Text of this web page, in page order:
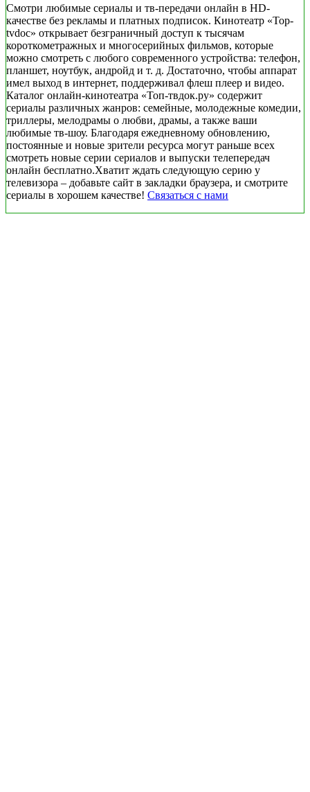
Смотри любимые сериалы и тв-передачи онлайн в HD-
качестве без рекламы и платных подписок. Кинотеатр «Top-
tvdoc» открывает безграничный доступ к тысячам
короткометражных и многосерийных фильмов, которые
можно смотреть с любого современного устройства: телефон,
планшет, ноутбук, андройд и т. д. Достаточно, чтобы аппарат
имел выход в интернет, поддерживал флеш плеер и видео.
Каталог онлайн-кинотеатра «Топ-твдок.ру» содержит
сериалы различных жанров: семейные, молодежные комедии,
триллеры, мелодрамы о любви, драмы, а также ваши
любимые тв-шоу. Благодаря ежедневному обновлению,
постоянные и новые зрители ресурса могут раньше всех
смотреть новые серии сериалов и выпуски телепередач
онлайн бесплатно.Хватит ждать следующую серию у
телевизора – добавьте сайт в закладки браузера, и смотрите
сериалы в хорошем качестве! Связаться с нами